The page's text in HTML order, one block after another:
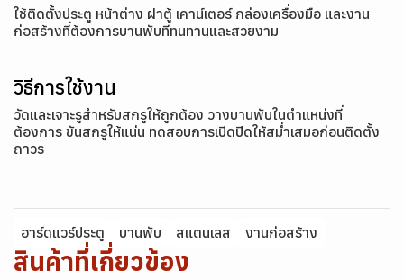
ใช้ติดตั้งประตู หน้าต่าง ฝาตู้ เคาน์เตอร์ กล่องเครื่องมือ และงาน
ก่อสร้างที่ต้องการบานพับที่ทนทานและสวยงาม
วิธีการใช้งาน
วัดและเจาะรูสำหรับสกรูให้ถูกต้อง วางบานพับในตำแหน่งที่
ต้องการ ขันสกรูให้แน่น ทดสอบการเปิดปิดให้สม่ำเสมอก่อนติดตั้ง
ถาวร
ฮาร์ดแวร์ประตู บานพับ สแตนเลส งานก่อสร้าง
สินค้าที่เกี่ยวข้อง